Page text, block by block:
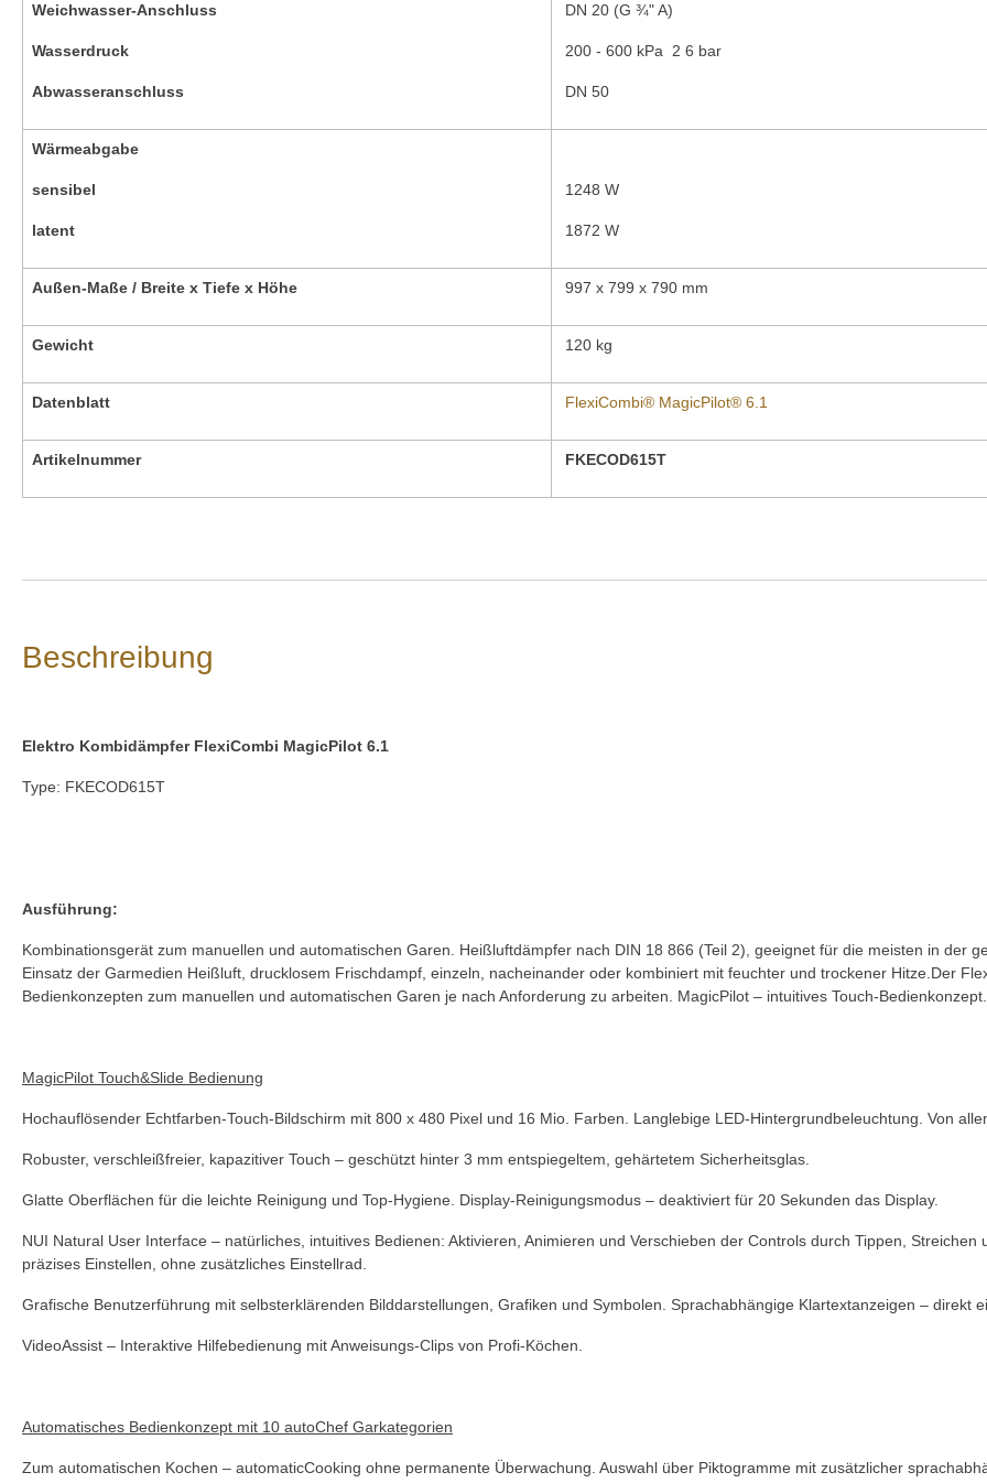
Weichwasser-Anschluss
Wasserdruck
Abwasseranschluss
DN 20 (G ¾" A)
200 - 600 kPa 2 6 bar
DN 50
Wärmeabgabe
sensibel
latent
1248 W
1872 W
Außen-Maße / Breite x Tiefe x Höhe 997 x 799 x 790 mm
Gewicht 120 kg
Datenblatt FlexiCombi® MagicPilot® 6.1
Artikelnummer FKECOD615T
Beschreibung
Elektro Kombidämpfer FlexiCombi MagicPilot 6.1
Type: FKECOD615T
Ausführung:
Kombinationsgerät zum manuellen und automatischen Garen. Heißluftdämpfer nach DIN 18 866 (Teil 2), geeignet für die meisten in der
Einsatz der Garmedien Heißluft, drucklosem Frischdampf, einzeln, nacheinander oder kombiniert mit feuchter und trockener Hitze.Der
Bedienkonzepten zum manuellen und automatischen Garen je nach Anforderung zu arbeiten. MagicPilot – intuitives Touch-Bedienkonzept.
MagicPilot Touch&Slide Bedienung
Hochauflösender Echtfarben-Touch-Bildschirm mit 800 x 480 Pixel und 16 Mio. Farben. Langlebige LED-Hintergrundbeleuchtung. Von
Robuster, verschleißfreier, kapazitiver Touch – geschützt hinter 3 mm entspiegeltem, gehärtetem Sicherheitsglas.
Glatte Oberflächen für die leichte Reinigung und Top-Hygiene. Display-Reinigungsmodus ‒ deaktiviert für 20 Sekunden das Display.
NUI Natural User Interface – natürliches, intuitives Bedienen: Aktivieren, Animieren und Verschieben der Controls durch Tippen,
präzises Einstellen, ohne zusätzliches Einstellrad.
Grafische Benutzerführung mit selbsterklärenden Bilddarstellungen, Grafiken und Symbolen. Sprachabhängige Klartextanzeigen – direkt
VideoAssist – Interaktive Hilfebedienung mit Anweisungs-Clips von Profi-Köchen.
Automatisches Bedienkonzept mit 10 autoChef Garkategorien
Zum automatischen Kochen – automaticCooking ohne permanente Überwachung. Auswahl über Piktogramme mit zusätzlicher